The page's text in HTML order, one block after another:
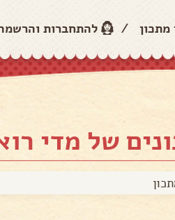
מתכון / להתחברות
של מדי